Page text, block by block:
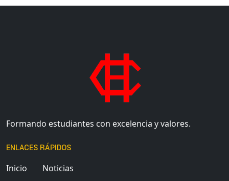
Formando estudiantes con excelencia y valores.
ENLACES RÁPIDOS
Inicio
Noticias